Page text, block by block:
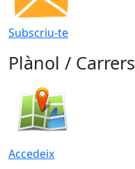
Subscriu-te
Plànol / Carrers
Accedeix